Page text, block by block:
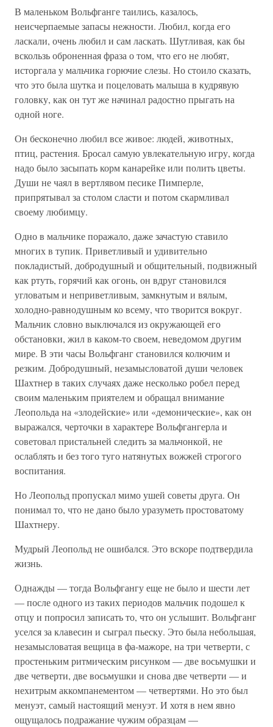
В маленьком Вольфганге таились, казалось,
неисчерпаемые запасы нежности. Любил, когда его
ласкали, очень любил и сам ласкать. Шутливая, как бы
вскользь оброненная фраза о том, что его не любят,
исторгала у мальчика горючие слезы. Но стоило сказать,
что это была шутка и поцеловать малыша в кудрявую
головку, как он тут же начинал радостно прыгать на
одной ноге.
Он бесконечно любил все живое: людей, животных,
птиц, растения. Бросал самую увлекательную игру, когда
надо было засыпать корм канарейке или полить цветы.
Души не чаял в вертлявом песике Пимперле,
припрятывал за столом сласти и потом скармливал
своему любимцу.
Одно в мальчике поражало, даже зачастую ставило
многих в тупик. Приветливый и удивительно
покладистый, добродушный и общительный, подвижный
как ртуть, горячий как огонь, он вдруг становился
угловатым и неприветливым, замкнутым и вялым,
холодно-равнодушным ко всему, что творится вокруг.
Мальчик словно выключался из окружающей его
обстановки, жил в каком-то своем, неведомом другим
мире. В эти часы Вольфганг становился колючим и
резким. Добродушный, незамысловатой души человек
Шахтнер в таких случаях даже несколько робел перед
своим маленьким приятелем и обращал внимание
Леопольда на «злодейские» или «демонические», как он
выражался, черточки в характере Вольфгангерла и
советовал пристальней следить за мальчонкой, не
ослаблять и без того туго натянутых вожжей строгого
воспитания.
Но Леопольд пропускал мимо ушей советы друга. Он
понимал то, что не дано было уразуметь простоватому
Шахтнеру.
Мудрый Леопольд не ошибался. Это вскоре подтвердила
жизнь.
Однажды — тогда Вольфгангу еще не было и шести лет
— после одного из таких периодов мальчик подошел к
отцу и попросил записать то, что он услышит. Вольфганг
уселся за клавесин и сыграл пьеску. Это была небольшая,
незамысловатая вещица в фа-мажоре, на три четверти, с
простеньким ритмическим рисунком — две восьмушки и
две четверти, две восьмушки и снова две четверти — и
нехитрым аккомпанементом — четвертями. Но это был
менуэт, самый настоящий менуэт. И хотя в нем явно
ощущалось подражание чужим образцам —